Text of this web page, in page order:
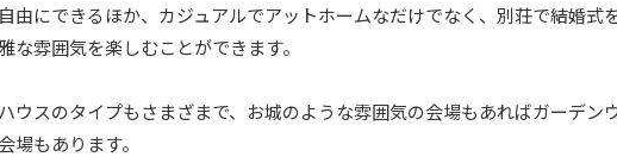
由にできるほか、カジュアルでアットホームなだけでなく、別荘で結婚式
な雰囲気を楽しむことができます。
ウスのタイプもさまざまで、お城のような雰囲気の会場もあればガーデン
場もあります。